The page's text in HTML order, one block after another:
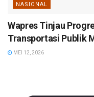
NASIONAL
Wapres Tinjau
Transportasi Publik
MEI 12, 2026